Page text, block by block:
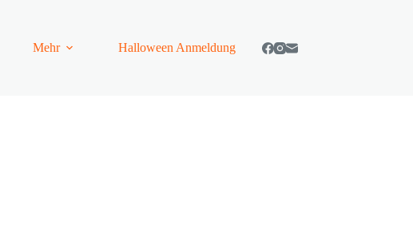
Mehr Halloween Anmeldung